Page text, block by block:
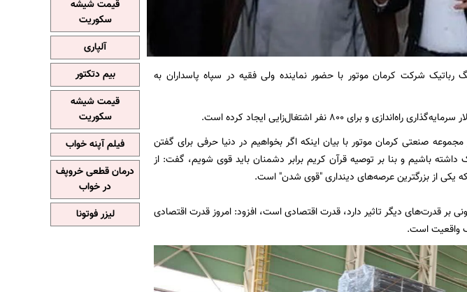
رباتیک شرکت کرمان موتور با حضور نماینده ولی فقیه در سپاه پاسداران به
صنعتی کرمان موتور با بیان اینکه اگر بخواهیم در دنیا حرفی برای گفتن
داشته باشیم و بنا بر توصیه قرآن کریم برابر دشمنان باید قوی شویم، گفت: از
یکی از بزرگترین عرصه‌های دینداری "قوی شدن" است.
بر قدرت‌های دیگر تاثیر دارد، قدرت اقتصادی است، افزود: امروز قدرت اقتصادی
واقعیت است.
قیمت شیشه
سکوریت
آلپاری
بیم دتکتور
قیمت شیشه
سکوریت
فیلم آپنه خواب
درمان قطعی خروپف
در خواب
لیزر فوتونا